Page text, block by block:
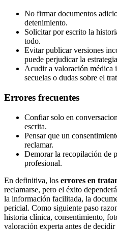
No firmar documentos
detenimiento.
Solicitar por escrito la
todo.
Evitar publicar versiones
puede perjudicar la
Acudir a valoración médica
secuelas o dudas sobre el
Errores frecuentes
Confiar solo en
escrita.
Pensar que un
reclamar.
Demorar la recopilación de
profesional.
En definitiva, los errores en
reclamarse, pero el éxito
la información facilitada, la
pericial. Como siguiente paso
historia clínica, consentimiento,
valoración experta antes de decidir